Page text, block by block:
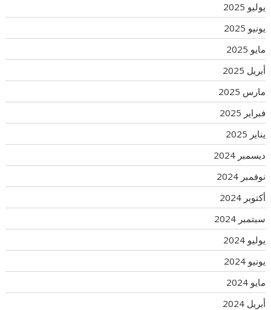
يوليو 2025
يونيو 2025
مايو 2025
أبريل 2025
مارس 2025
فبراير 2025
يناير 2025
ديسمبر 2024
نوفمبر 2024
أكتوبر 2024
سبتمبر 2024
يوليو 2024
يونيو 2024
مايو 2024
أبريل 2024